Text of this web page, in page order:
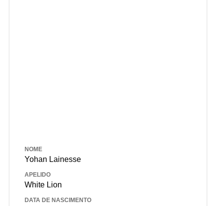
NOME
Yohan Lainesse
APELIDO
White Lion
DATA DE NASCIMENTO